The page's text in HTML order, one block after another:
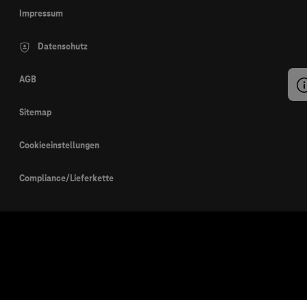
Impressum
Datenschutz
AGB
Sitemap
Cookieeinstellungen
Compliance/Lieferkette